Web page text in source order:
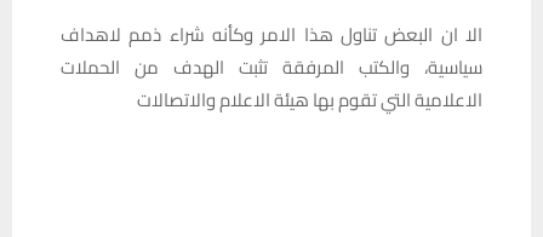
الا ان البعض تناول هذا الامر وكأنه شراء ذمم لاهداف
سياسية، والكتب المرفقة تثبت الهدف من الحملات
الاعلامية التي تقوم بها هيئة الاعلام والاتصالات